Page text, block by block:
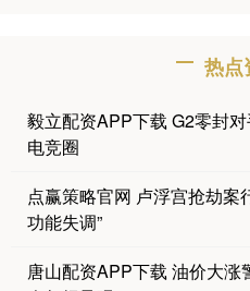
热点
毅立配资APP下载 G2零封
电竞圈
点赢策略官网 卢浮宫抢劫案
功能失调”
唐山配资APP下载 油价大